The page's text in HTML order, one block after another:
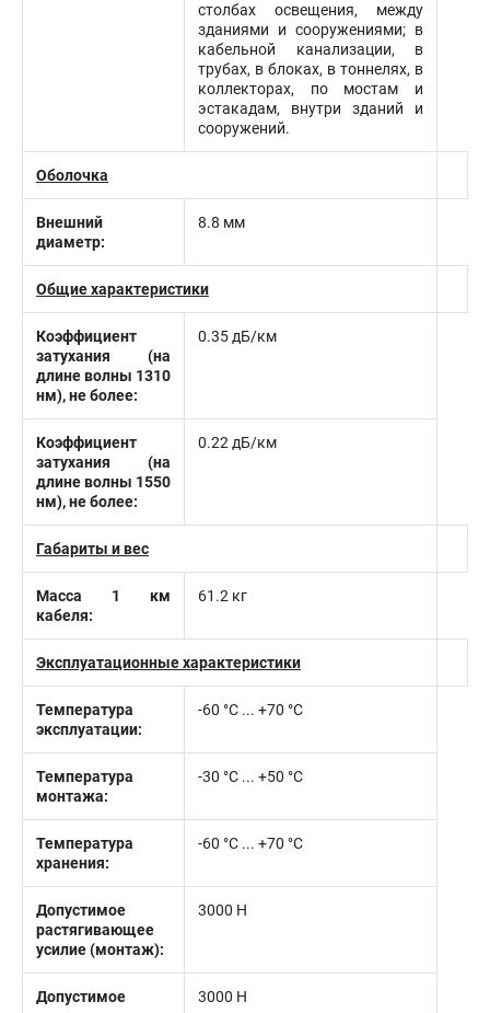
столбах освещения, между
зданиями и сооружениями; в
кабельной канализации, в
трубах, в блоках, в тоннелях, в
коллекторах, по мостам и
эстакадам, внутри зданий и
сооружений.
Оболочка
Внешний
диаметр:
8.8 мм
Общие характеристики
Коэффициент
затухания (на
длине волны 1310
нм), не более:
0.35 дБ/км
Коэффициент
затухания (на
длине волны 1550
нм), не более:
0.22 дБ/км
Габариты и вес
Масса 1 км
кабеля:
61.2 кг
Эксплуатационные характеристики
Температура
эксплуатации:
-60 °С ... +70 °С
Температура
монтажа:
-30 °С ... +50 °С
Температура
хранения:
-60 °C ... +70 °C
Допустимое
растягивающее
усилие (монтаж):
3000 Н
Допустимое
3000 Н